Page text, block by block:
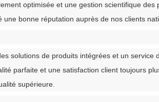
optimisée et une gestion scientifique
une bonne réputation auprès de nos clients
solutions de produits intégrées et un
parfaite et une satisfaction client toujours
supérieure.